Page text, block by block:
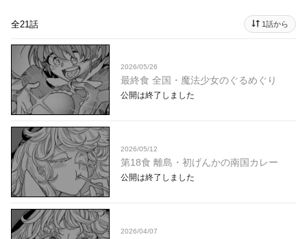
全21話 1話から
2026/05/26
最終食 全国・魔法少女のぐるめぐり
公開は終了しました
2026/05/12
第18食 離島・初げんかの南国カレー
公開は終了しました
2026/04/07